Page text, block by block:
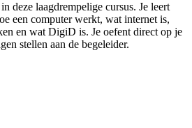
deze laagdrempelige cursus. Je leert
een computer werkt, wat internet is,
en wat DigiD is. Je oefent direct op je
stellen aan de begeleider.